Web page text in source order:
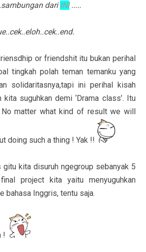
dariINI.....
or friendshit itu bukan perihal
tingkah polah teman temanku yang
solidaritasnya,tapi ini perihal kisah
suguhkan demi ‘Drama class’. Itu
No matter what kind of result we will
doing such a thing ! Yak !!
gitu kita disuruh ngegroup sebanyak 5
project kita yaitu menyuguhkan
bahasa Inggris, tentu saja.
!